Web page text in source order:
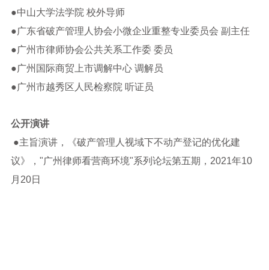
●中山大学法学院 校外导师
●广东省破产管理人协会小微企业重整专业委员会 副主任
●广州市律师协会公共关系工作委 委员
●广州国际商贸上市调解中心 调解员
●广州市越秀区人民检察院 听证员
公开演讲
●主旨演讲，《破产管理人视域下不动产登记的优化建
议》，"广州律师看营商环境"系列论坛第五期，2021年10
月20日